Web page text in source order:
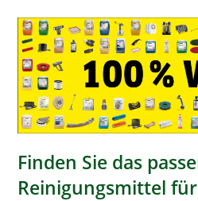
Finden Sie das
Reinigungsmittel